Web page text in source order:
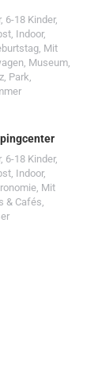
, 6-18 Kinder,
, Indoor,
, Mit
, Museum,
, Park,
, 6-18 Kinder,
, Indoor,
, Mit
& Cafés,